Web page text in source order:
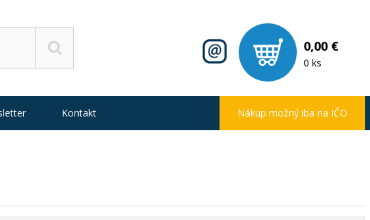
0,00 €
0 ks
Kontakt Nákup možný iba na IČO